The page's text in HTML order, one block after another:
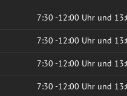
7:30 -12:00 Uhr und
7:30 -12:00 Uhr und
7:30 -12:00 Uhr und
7:30 -12:00 Uhr und